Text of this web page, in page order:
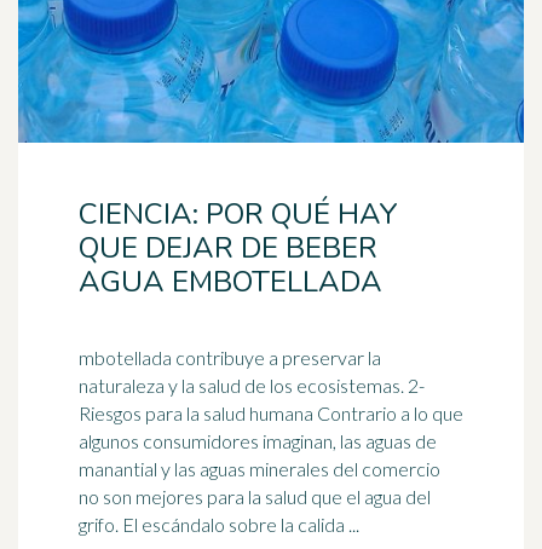
CIENCIA: POR QUÉ HAY
QUE DEJAR DE BEBER
AGUA EMBOTELLADA
mbotellada contribuye a preservar la
naturaleza y la salud de los ecosistemas. 2-
Riesgos para la salud humana Contrario a lo que
algunos consumidores imaginan, las aguas de
manantial y las aguas minerales del comercio
no son mejores para la salud que el agua del
grifo. El escándalo sobre la calida ...